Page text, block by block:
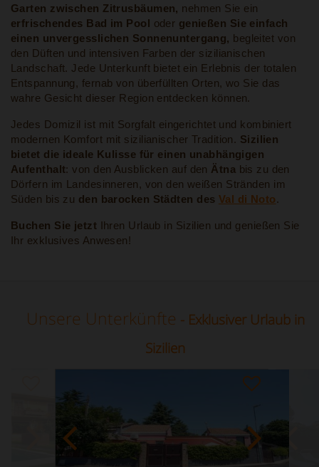
Garten zwischen Zitrusbäumen, nehmen Sie ein
erfrischendes Bad im Pool
oder genießen Sie einfach
einen unvergesslichen Sonnenuntergang, begleitet von
den Düften und intensiven Farben der sizilianischen
Landschaft. Jede Unterkunft bietet ein Erlebnis der totalen
Entspannung, fernab von überfüllten Orten, wo Sie das
wahre Gesicht dieser Region entdecken können.
Jedes Domizil ist mit Sorgfalt eingerichtet und kombiniert
modernen Komfort mit sizilianischer Tradition. Sizilien
bietet die ideale Kulisse für einen unabhängigen
Aufenthalt: von den Ausblicken auf den Ätna bis zu den
Dörfern im Landesinneren, von den weißen Stränden im
Süden bis zu den barocken Städten des Val di Noto .
Buchen Sie jetzt Ihren Urlaub in Sizilien und genießen Sie
Ihr exklusives Anwesen!
Unsere Unterkünfte - Exklusiver Urlaub in
Sizilien